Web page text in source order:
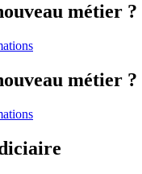
métier ?
métier ?